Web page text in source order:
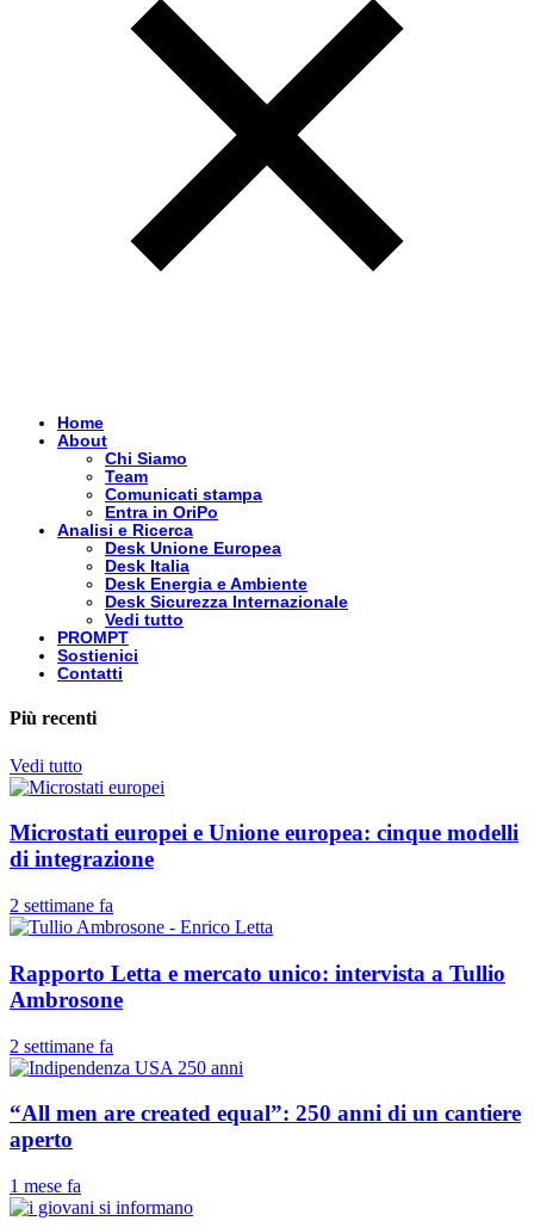
Home
About
Chi Siamo
Team
Comunicati stampa
Entra in OriPo
Analisi e Ricerca
Desk Unione Europea
Desk Italia
Desk Energia e Ambiente
Desk Sicurezza Internazionale
Vedi tutto
PROMPT
Sostienici
Contatti
Più recenti
Vedi tutto
Microstati europei e Unione europea: cinque modelli
di integrazione
2 settimane fa
Rapporto Letta e mercato unico: intervista a Tullio
Ambrosone
2 settimane fa
“All men are created equal”: 250 anni di un cantiere
aperto
1 mese fa